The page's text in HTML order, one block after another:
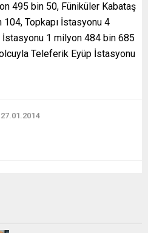
495 bin 50, Füniküler Kabataş
Topkapı İstasyonu 4
1 milyon 484 bin 685
Teleferik Eyüp İstasyonu
27.01.2014